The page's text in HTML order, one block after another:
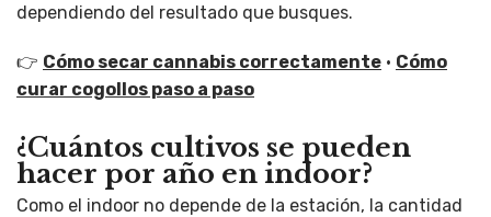
dependiendo del resultado que busques.
👉 Cómo secar cannabis correctamente · Cómo
curar cogollos paso a paso
¿Cuántos cultivos se pueden
hacer por año en indoor?
Como el indoor no depende de la estación, la cantidad